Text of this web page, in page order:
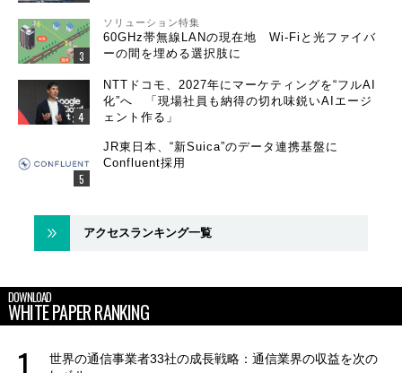
ソリューション特集
60GHz帯無線LANの現在地 Wi-Fiと光ファイバ
ーの間を埋める選択肢に
NTTドコモ、2027年にマーケティングを“フルAI
化”へ 「現場社員も納得の切れ味鋭いAIエージ
ェント作る」
JR東日本、“新Suica”のデータ連携基盤に
Confluent採用
アクセスランキング一覧
DOWNLOAD
WHITE PAPER RANKING
世界の通信事業者33社の成長戦略：通信業界の収益を次の